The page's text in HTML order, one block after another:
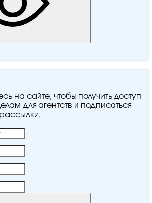
на сайте, чтобы получить доступ
для агентств и подписаться